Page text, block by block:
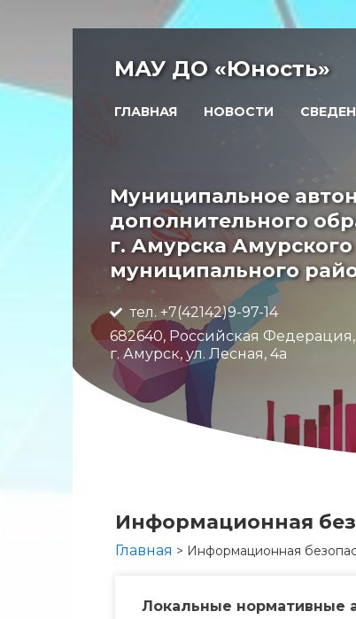
МАУ ДО «Юность»
ГЛАВНАЯ НОВОСТИ
Муниципальное
дополнительного
г. Амурска Амурского
муниципального
тел. +7(42142)9-97-14
682640, Российская
г. Амурск, ул. Лесная, 4а
Информационная
Главная > Информационная
Локальные нормативные